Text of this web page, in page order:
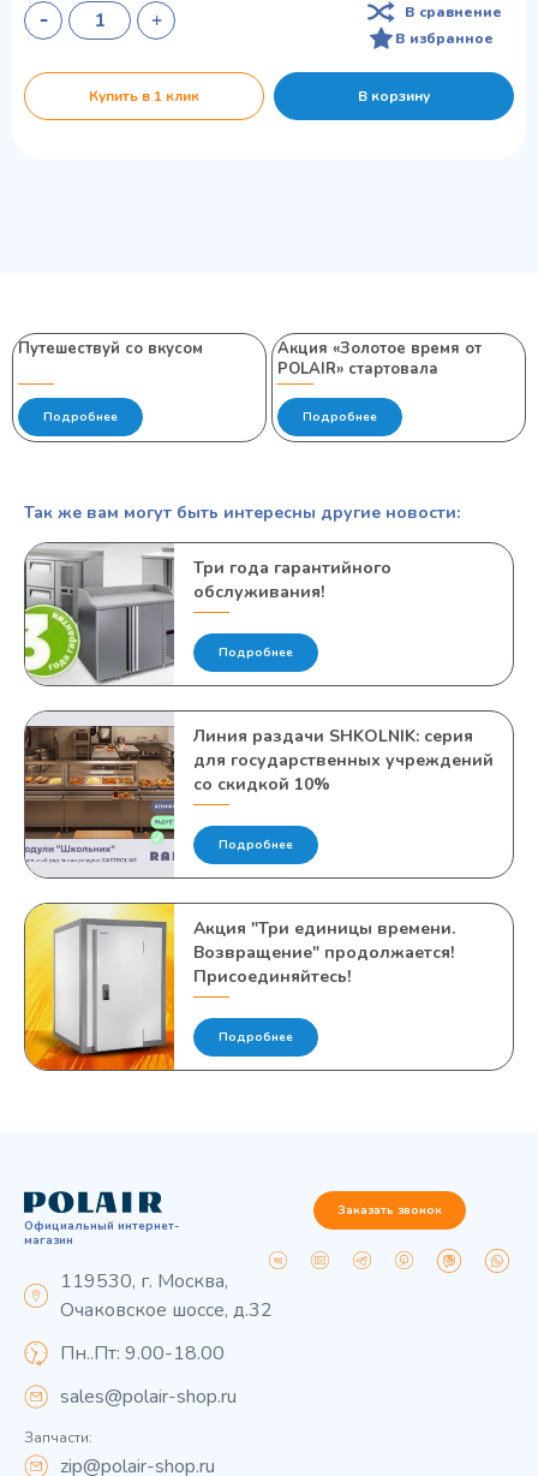
В сравнение
В избранное
Купить в 1 клик В корзину
Путешествуй со вкусом
Подробнее
Акция «Золотое время от
POLAIR» стартовала
Подробнее
Так же вам могут быть интересны другие новости:
Три года гарантийного
обслуживания!
Подробнее
Линия раздачи SHKOLNIK: серия
для государственных учреждений
со скидкой 10%
Подробнее
Акция "Три единицы времени.
Возвращение" продолжается!
Присоединяйтесь!
Подробнее
Официальный интернет-
магазин
119530, г. Москва,
Очаковское шоссе, д.32
Пн..Пт: 9.00-18.00
sales@polair-shop.ru
Запчасти:
zip@polair-shop.ru
Заказать звонок